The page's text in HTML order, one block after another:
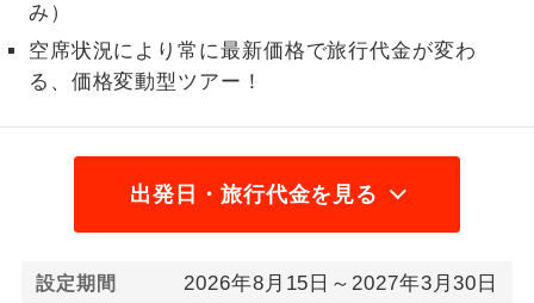
み）
空席状況により常に最新価格で旅行代金が変わ
る、価格変動型ツアー！
出発日・旅行代金を見る
設定期間 2026年8月15日～2027年3月30日
1名様1室同代
金
コースです。
す。
女性限定
す。
です。